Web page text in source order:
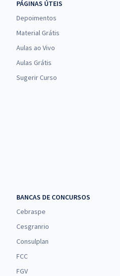
PÁGINAS ÚTEIS
Depoimentos
Material Grátis
Aulas ao Vivo
Aulas Grátis
Sugerir Curso
BANCAS DE CONCURSOS
Cebraspe
Cesgranrio
Consulplan
FCC
FGV